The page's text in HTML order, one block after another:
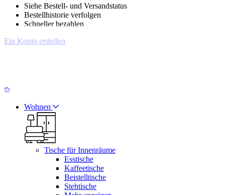
Siehe Bestell- und Versandstatus
Bestellhistorie verfolgen
Schneller bezahlen
Ein Konto erstellen
Wohnen
Tische für Innenräume
Esstische
Kaffeetische
Beistelltische
Stehtische